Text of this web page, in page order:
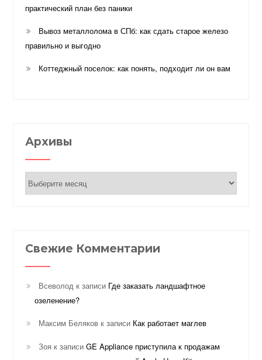
практический план без паники
Вывоз металлолома в СПб: как сдать старое железо
правильно и выгодно
Коттеджный поселок: как понять, подходит ли он вам
Архивы
Архивы
Свежие Комментарии
Всеволод к записи Где заказать ландшафтное
озеленение?
Максим Беляков к записи Как работает маглев
Зоя к записиGE Appliance приступила к продажам